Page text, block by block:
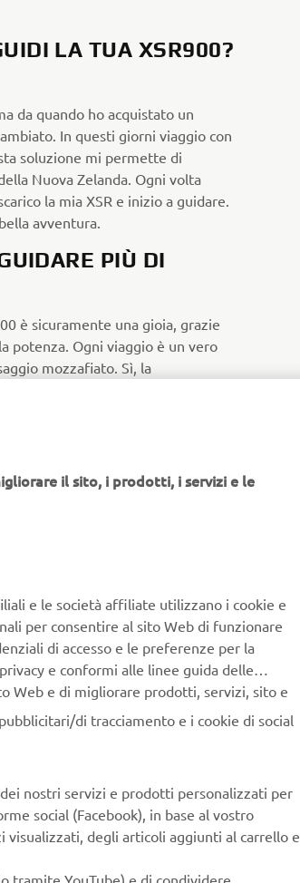
LA TUA XSR900?
da quando ho acquistato un
In questi giorni viaggio con
soluzione mi permette di
Nuova Zelanda. Ogni volta
la mia XSR e inizio a guidare.
avventura.
PIÙ DI
è sicuramente una gioia, grazie
potenza. Ogni viaggio è un vero
mozzafiato. Sì, la
INDOSSI?
la XSR900 adesso uso capi più
la natura della Nuova Zelanda
con la mia fotocamera.
LA TUA XSR900?
affidabile XSR900 non è solo un
montagne e vallate e di fermarmi
nascosti e luoghi magici mentre
con la fotocamera sempre con me,
il sito, i prodotti, i servizi e le
e le società affiliate utilizzano i cookie e
per consentire al sito Web di funzionare
di accesso e le preferenze per la
e conformi alle linee guida delle
Web e di migliorare prodotti, servizi, sito e
di tracciamento e i cookie di social
nostri servizi e prodotti personalizzati per
social (Facebook), in base al vostro
degli articoli aggiunti al carrello e
tramite YouTube) e di condividere